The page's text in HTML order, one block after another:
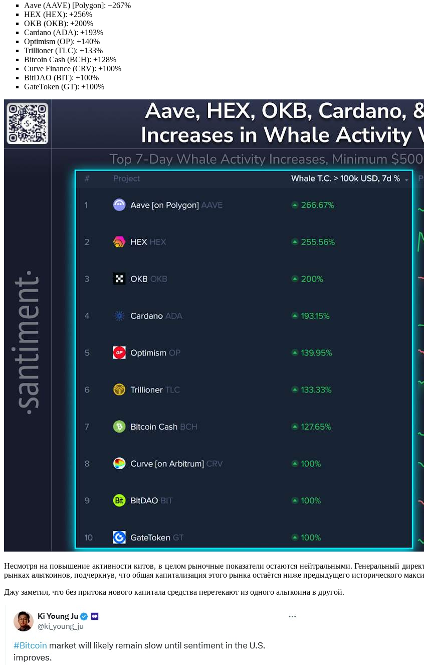
Aave (AAVE) [Polygon]: +267%
HEX (HEX): +256%
OKB (OKB): +200%
Cardano (ADA): +193%
Optimism (OP): +140%
Trillioner (TLC): +133%
Bitcoin Cash (BCH): +128%
Curve Finance (CRV): +100%
BitDAO (BIT): +100%
GateToken (GT): +100%
Несмотря на повышение активности китов, в целом рыночные показатели остаются нейтральными. Генеральный
рынках альткоинов, подчеркнув, что общая капитализация этого рынка остаётся ниже предыдущего исторического
Джу заметил, что без притока нового капитала средства перетекают из одного альткоина в другой.